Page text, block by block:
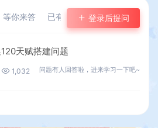
等你来答 已有回答 悬赏问题
登录后提问
天赋搭建问题
1,032 问题有人回答啦，进来学习一下吧~